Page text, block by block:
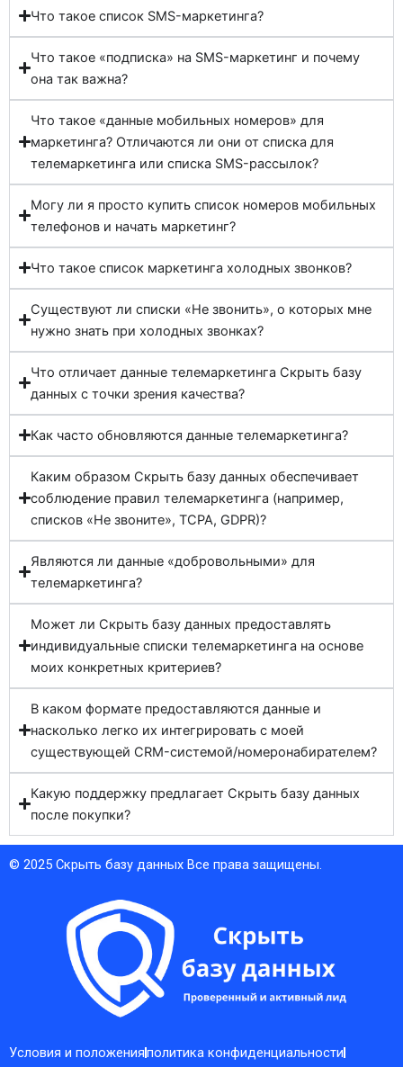
Что такое список SMS-маркетинга?
Что такое «подписка» на SMS-маркетинг и почему
она так важна?
Что такое «данные мобильных номеров» для
маркетинга? Отличаются ли они от списка для
телемаркетинга или списка SMS-рассылок?
Могу ли я просто купить список номеров мобильных
телефонов и начать маркетинг?
Что такое список маркетинга холодных звонков?
Существуют ли списки «Не звонить», о которых мне
нужно знать при холодных звонках?
Что отличает данные телемаркетинга Скрыть базу
данных с точки зрения качества?
Как часто обновляются данные телемаркетинга?
Каким образом Скрыть базу данных обеспечивает
соблюдение правил телемаркетинга (например,
списков «Не звоните», TCPA, GDPR)?
Являются ли данные «добровольными» для
телемаркетинга?
Может ли Скрыть базу данных предоставлять
индивидуальные списки телемаркетинга на основе
моих конкретных критериев?
В каком формате предоставляются данные и
насколько легко их интегрировать с моей
существующей CRM-системой/номеронабирателем?
Какую поддержку предлагает Скрыть базу данных
после покупки?
© 2025 Скрыть базу данных Все права защищены.
Условия и положенияполитика конфиденциальности